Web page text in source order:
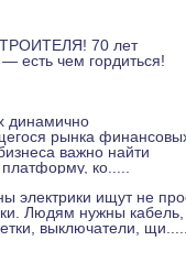
70 лет
— есть чем гордиться!
динамично
рынка
важно найти
ко
электрики ищут не
Людям нужны кабель,
выключатели, щи